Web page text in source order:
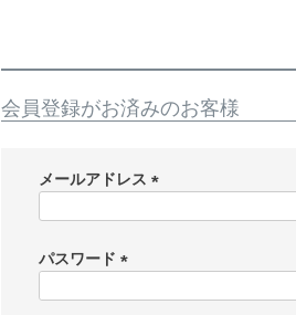
会員登録がお済みのお客様
メールアドレス
)
パスワード